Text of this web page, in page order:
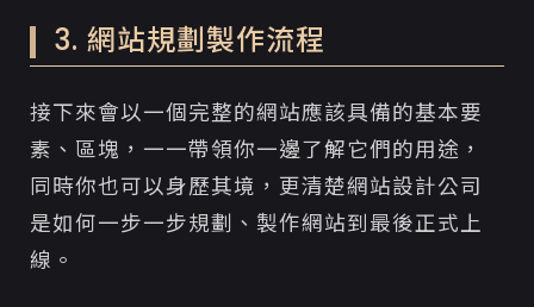
3. 網站規劃製作流程
接下來會以一個完整的網站應該具備的基本要
素、區塊，一一帶領你一邊了解它們的用途，
同時你也可以身歷其境，更清楚網站設計公司
是如何一步一步規劃、製作網站到最後正式上
線。